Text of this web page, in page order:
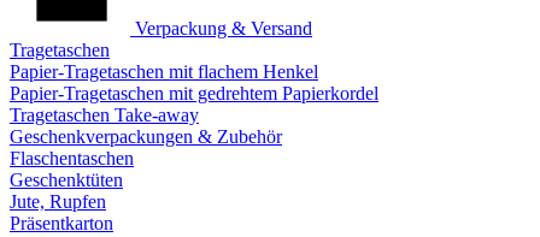
Verpackung & Versand
Tragetaschen
Papier-Tragetaschen mit flachem Henkel
Papier-Tragetaschen mit gedrehtem Papierkordel
Tragetaschen Take-away
Geschenkverpackungen & Zubehör
Flaschentaschen
Geschenktüten
Jute, Rupfen
Präsentkarton